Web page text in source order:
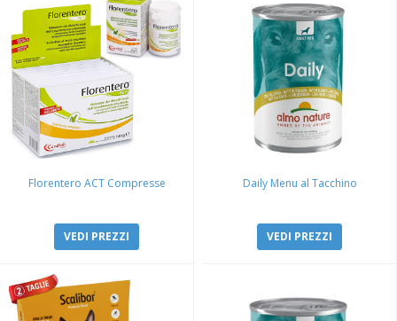
Florentero ACT Compresse
VEDI PREZZI
Daily Menu al Tacchino
VEDI PREZZI